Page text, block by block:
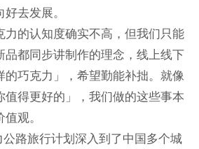
去发展。
力的认知度确实不高，但我们只能
品都同步讲制作的理念，线上线下
的巧克力」，希望勤能补拙。就像
值得更好的」，我们做的这些事本
观。
路旅行计划深入到了中国多个城